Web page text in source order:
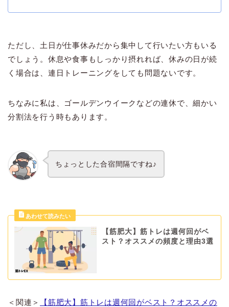
ただし、土日が仕事休みだから集中して行いたい方もいる
でしょう。休息や食事もしっかり摂れれば、休みの日が続
く場合は、連日トレーニングをしても問題ないです。
ちなみに私は、ゴールデンウイークなどの連休で、細かい
分割法を行う時もあります。
ちょっとした合宿間隔ですね♪
【筋肥大】筋トレは週何回がベ
スト？オススメの頻度と理由3選
＜関連＞
【筋肥大】筋トレは週何回がベスト？オススメの